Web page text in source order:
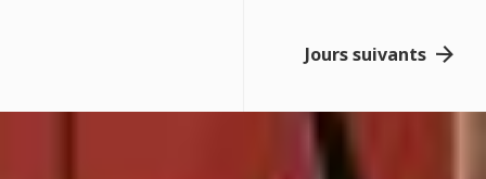
Jours suivants